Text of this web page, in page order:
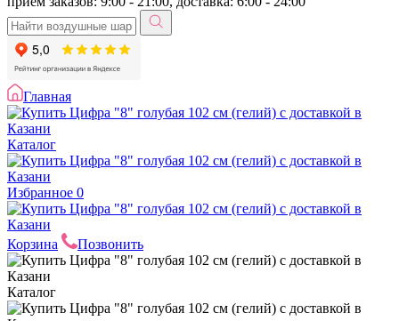
Главная
Каталог
Избранное 0
Корзина Позвонить
Каталог